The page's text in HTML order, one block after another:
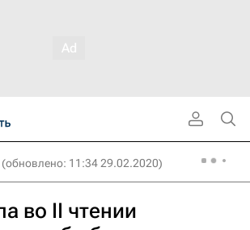
(обновлено: 11:34 29.02.2020)
во II чтении